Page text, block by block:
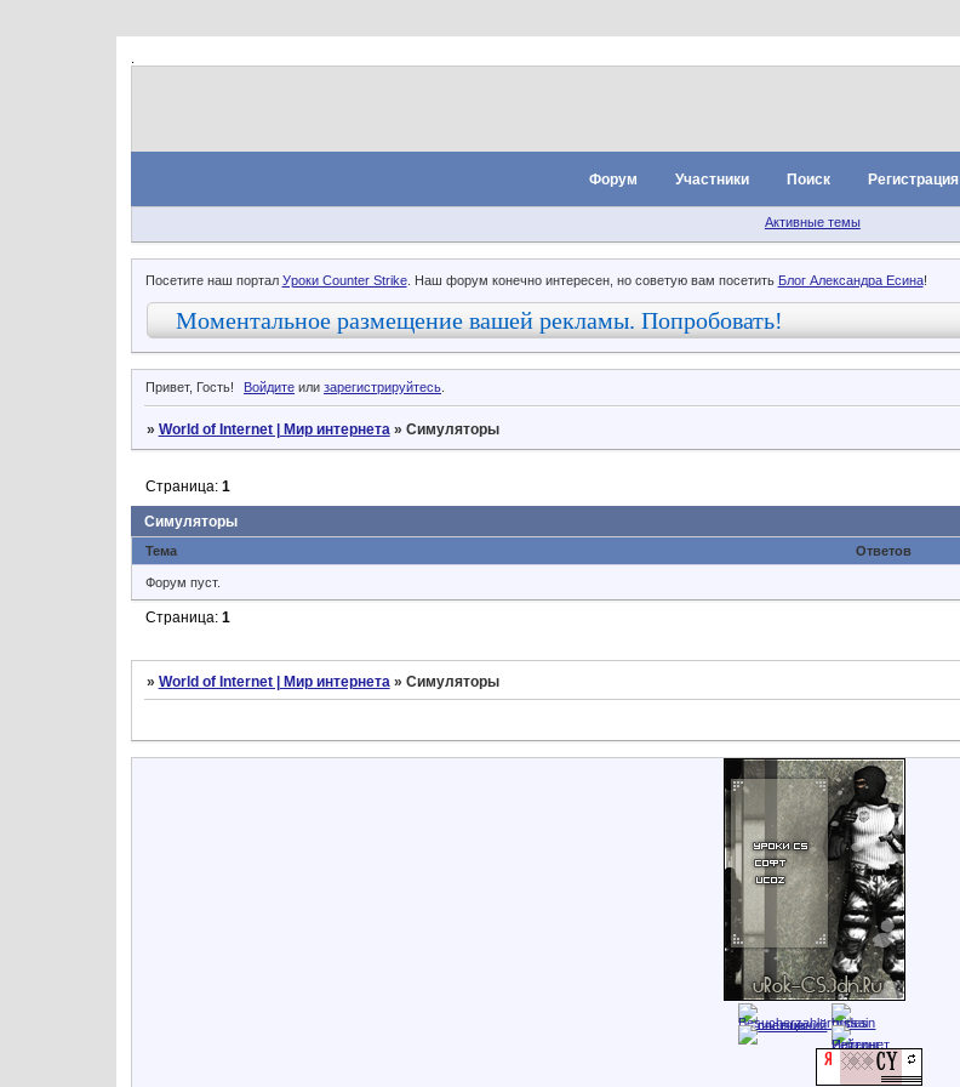
Форум Участники Поиск Регистрация
Активные темы
Посетите наш портал Уроки Counter Strike. Наш форум конечно интересен, но советую вам посетить Блог Александра Есина!
Моментальное размещение вашей рекламы. Попробовать!
Привет, Гость! Войдите илизарегистрируйтесь.
» World of Internet | Мир интернета » Симуляторы
Симуляторы
Страница: 1
Тема Ответов
Форум пуст.
Страница: 1
» World of Internet | Мир интернета » Симуляторы